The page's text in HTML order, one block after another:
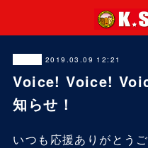
2019.03.09 12:21
Voice! Voice!
知らせ！
いつも応援ありがとう